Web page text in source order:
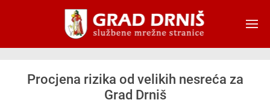
Skip to main content
Procjena rizika od velikih nesreća za
Grad Drniš